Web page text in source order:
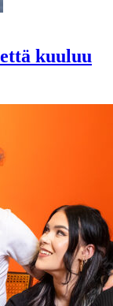
kuuluu